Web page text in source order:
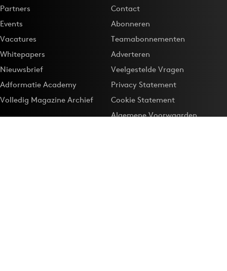
Partners
Events
Vacatures
Whitepapers
Nieuwsbrief
Adformatie Academy
Volledig Magazine Archief
Contact
Abonneren
Teamabonnementen
Adverteren
Veelgestelde Vragen
Privacy Statement
Cookie Statement
Algemene Voorwaarden